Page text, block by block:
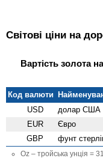
Світові ціни на
Вартість золота
Код валюти
USD
долар США
EUR Євро
GBP фунт
Oz – тройська унція =